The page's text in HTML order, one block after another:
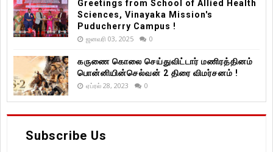
Greetings from School of Allied Health
Sciences, Vinayaka Mission's
Puducherry Campus !
ஜனவரி 03, 2025 0
கருணை கொலை செய்துவிட்டார் மணிரத்தினம்
பொன்னியின்செல்வன் 2 திரை விமர்சனம் !
ஏப்ரல் 28, 2023 0
Subscribe Us